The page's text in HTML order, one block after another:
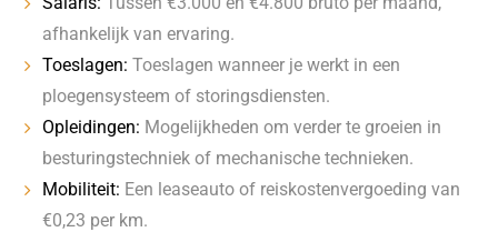
afhankelijk van ervaring.
Toeslagen: Toeslagen wanneer je werkt in een
ploegensysteem of storingsdiensten.
Opleidingen: Mogelijkheden om verder te groeien in
besturingstechniek of mechanische technieken.
Mobiliteit: Een leaseauto of reiskostenvergoeding van
€0,23 per km.